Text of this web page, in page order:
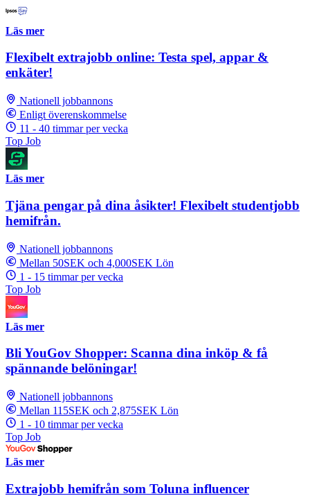
Läs mer
Flexibelt extrajobb online: Testa spel, appar &
enkäter!
Nationell jobbannons
Enligt överenskommelse
11 - 40 timmar per vecka
Top Job
Läs mer
Tjäna pengar på dina åsikter! Flexibelt studentjobb
hemifrån.
Nationell jobbannons
Mellan 50SEK och 4,000SEK Lön
1 - 15 timmar per vecka
Top Job
Läs mer
Bli YouGov Shopper: Scanna dina inköp & få
spännande belöningar!
Nationell jobbannons
Mellan 115SEK och 2,875SEK Lön
1 - 10 timmar per vecka
Top Job
Läs mer
Extrajobb hemifrån som Toluna influencer